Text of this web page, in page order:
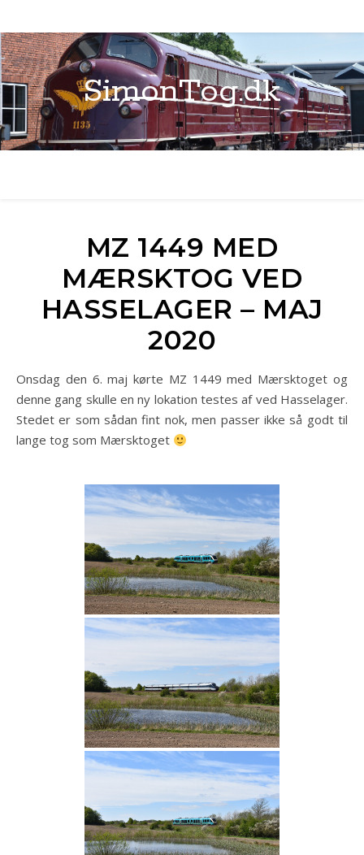
SimonTog.dk
MZ 1449 MED
MÆRSKTOG VED
HASSELAGER – MAJ
2020
Onsdag den 6. maj kørte MZ 1449 med Mærsktoget og
denne gang skulle en ny lokation testes af ved Hasselager.
Stedet er som sådan fint nok, men passer ikke så godt til
lange tog som Mærsktoget